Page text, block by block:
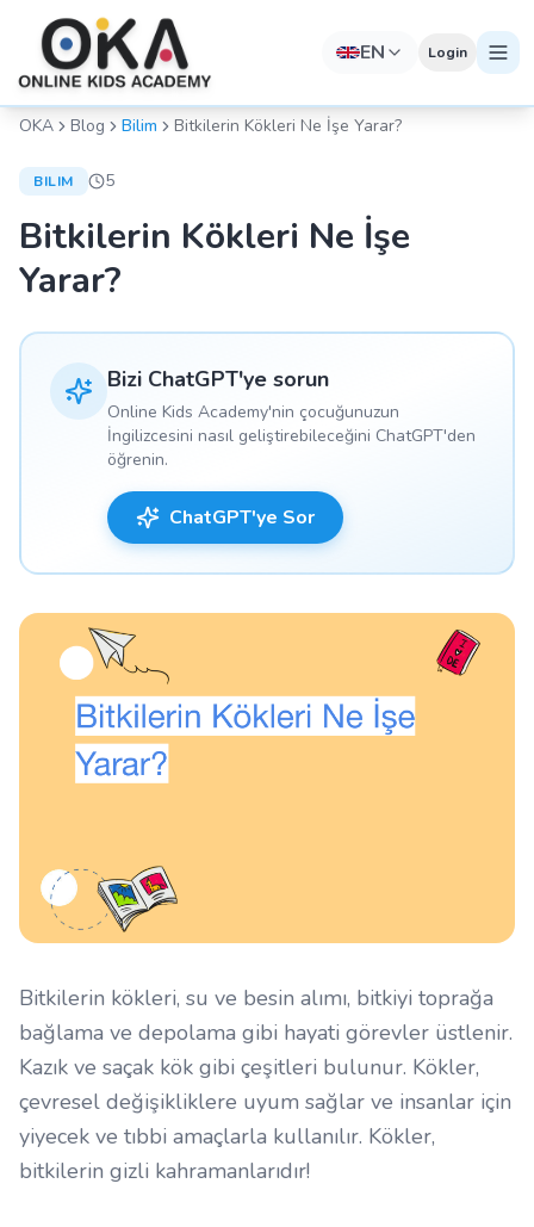
EN Login
OKA Blog Bilim Bitkilerin Kökleri Ne İşe Yarar?
BILIM 5
Bitkilerin Kökleri Ne İşe
Yarar?
Bizi ChatGPT'ye sorun
Online Kids Academy'nin çocuğunuzun
İngilizcesini nasıl geliştirebileceğini ChatGPT'den
öğrenin.
ChatGPT'ye Sor
Bitkilerin kökleri, su ve besin alımı, bitkiyi toprağa
bağlama ve depolama gibi hayati görevler üstlenir.
Kazık ve saçak kök gibi çeşitleri bulunur. Kökler,
çevresel değişikliklere uyum sağlar ve insanlar için
yiyecek ve tıbbi amaçlarla kullanılır. Kökler,
bitkilerin gizli kahramanlarıdır!